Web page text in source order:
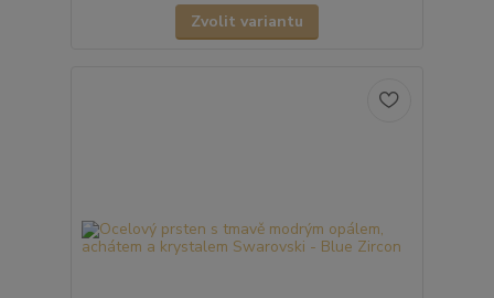
Zvolit variantu